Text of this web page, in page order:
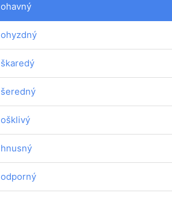
ohavný
ohyzdný
škaredý
šeredný
ošklivý
hnusný
odporný